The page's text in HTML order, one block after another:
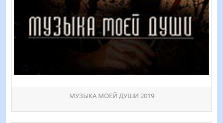
МУЗЫКА МОЕЙ ДУШИ 2019